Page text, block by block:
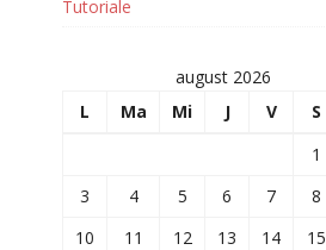
Tutoriale
august 2026
L
Ma Mi J V S
1
3
4 5 6 7 8
10
11 12 13 14 15